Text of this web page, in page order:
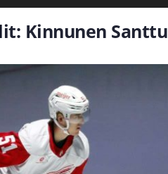
Kinnunen Santtu